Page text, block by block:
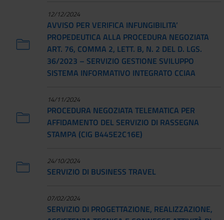
12/12/2024
AVVISO PER VERIFICA INFUNGIBILITA’
PROPEDEUTICA ALLA PROCEDURA NEGOZIATA
ART. 76, COMMA 2, LETT. B, N. 2 DEL D. LGS.
36/2023 – SERVIZIO GESTIONE SVILUPPO
SISTEMA INFORMATIVO INTEGRATO CCIAA
14/11/2024
PROCEDURA NEGOZIATA TELEMATICA PER
AFFIDAMENTO DEL SERVIZIO DI RASSEGNA
STAMPA (CIG B445E2C16E)
24/10/2024
SERVIZIO DI BUSINESS TRAVEL
07/02/2024
SERVIZIO DI PROGETTAZIONE, REALIZZAZIONE,